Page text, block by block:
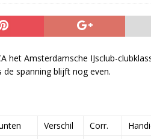
het Amsterdamsche IJsclub-
spanning blijft nog even.
Verschil Corr.